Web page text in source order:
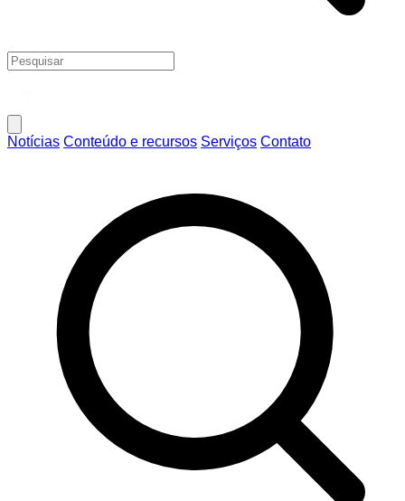
Notícias Conteúdo e recursos Serviços Contato